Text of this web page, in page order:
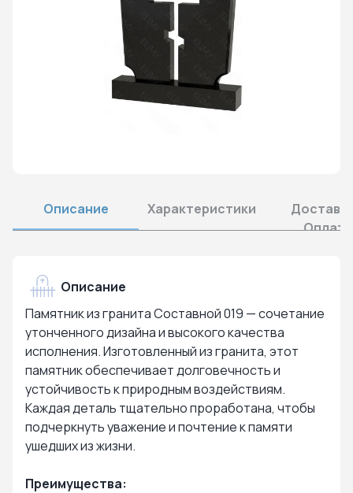
Описание Характеристики
Оплата
Описание
Памятник из гранита Составной 019 — сочетание
утонченного дизайна и высокого качества
исполнения. Изготовленный из гранита, этот
памятник обеспечивает долговечность и
устойчивость к природным воздействиям.
Каждая деталь тщательно проработана, чтобы
подчеркнуть уважение и почтение к памяти
ушедших из жизни.
Преимущества: